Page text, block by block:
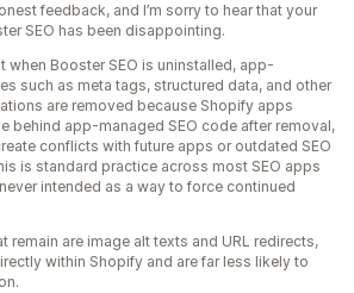
feedback, and I’m sorry to hear that your
SEO has been disappointing.
when Booster SEO is uninstalled, app-
such as meta tags, structured data, and other
are removed because Shopify apps
behind app-managed SEO code after removal,
conflicts with future apps or outdated SEO
is standard practice across most SEO apps
intended as a way to force continued
remain are image alt texts and URL redirects,
within Shopify and are far less likely to